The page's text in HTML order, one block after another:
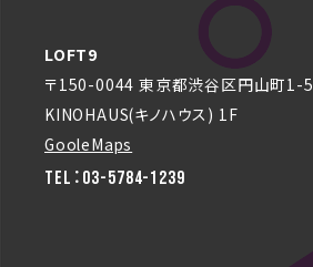
LOFT9
〒150-0044 東京都渋谷区円山町1-5
KINOHAUS(キノハウス) 1F
GooleMaps
TEL：03-5784-1239